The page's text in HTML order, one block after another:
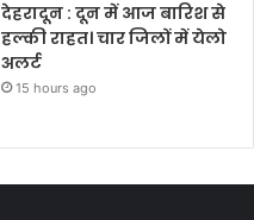
देहरादून : दून में आज बारिश से
हल्की राहत। चार जिलों में येलो
अलर्ट
15 hours ago